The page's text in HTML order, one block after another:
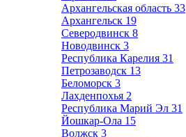
Архангельская область 33
Архангельск 19
Северодвинск 8
Новодвинск 3
Республика Карелия 31
Петрозаводск 13
Беломорск 3
Лахденпохья 2
Республика Марий Эл 31
Йошкар-Ола 15
Волжск 3